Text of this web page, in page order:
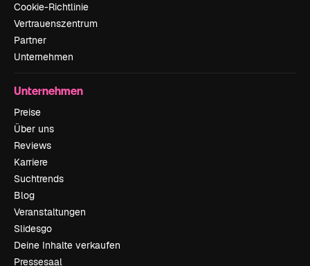
Cookie-Richtlinie
Vertrauenszentrum
Partner
Unternehmen
Unternehmen
Preise
Über uns
Reviews
Karriere
Suchtrends
Blog
Veranstaltungen
Slidesgo
Deine Inhalte verkaufen
Pressesaal